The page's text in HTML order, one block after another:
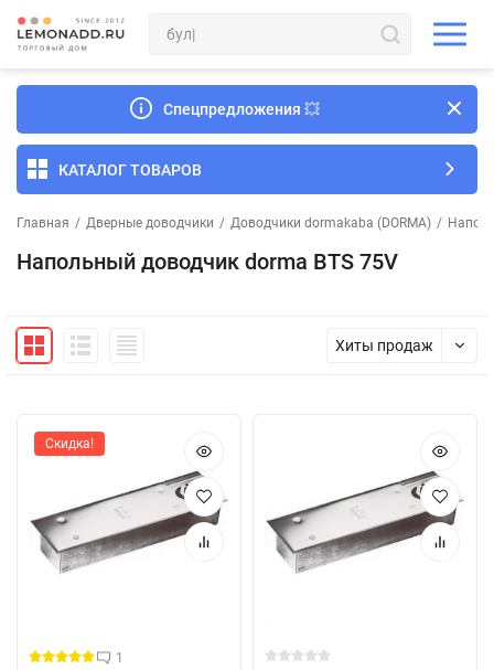
Спецпредложения 💥
КАТАЛОГ ТОВАРОВ
Главная / Дверные доводчики / Доводчики dormakaba (DORMA) /
Напольный доводчик dorma BTS 75V
Хиты продаж
Скидка!
1